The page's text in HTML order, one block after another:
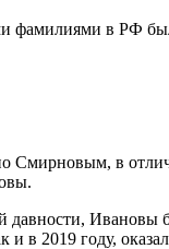
фамилиями в РФ
Смирновым, в
и в 2019 году,